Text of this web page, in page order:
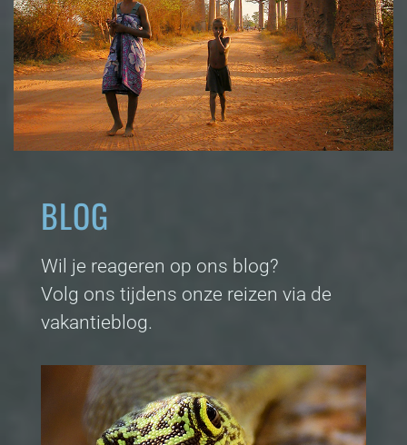
BLOG
Wil je reageren op ons blog?
Volg ons tijdens onze reizen via de
vakantieblog.